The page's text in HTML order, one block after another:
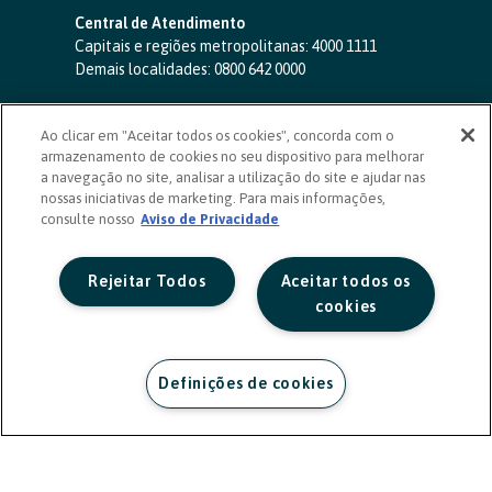
Central de Atendimento
Capitais e regiões metropolitanas: 4000 1111
Demais localidades: 0800 642 0000
SAC 24 horas-0800 724 4420
Ouvidoria
0800 725 0996
(de segunda a sexta, das 8h às 20h)
ouvidoriasicoob.com.br
Deficientes auditivos ou de fala
Ao clicar em "Aceitar todos os cookies", concorda com o
armazenamento de cookies no seu dispositivo para melhorar
a navegação no site, analisar a utilização do site e ajudar nas
nossas iniciativas de marketing. Para mais informações,
consulte nosso Aviso de Privacidade
Aceitar todos os
cookies
Rejeitar Todos
Definições de cookies